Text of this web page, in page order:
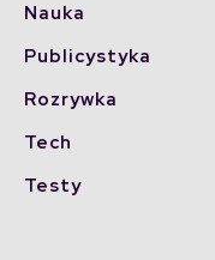
Nauka
Publicystyka
Rozrywka
Tech
Testy